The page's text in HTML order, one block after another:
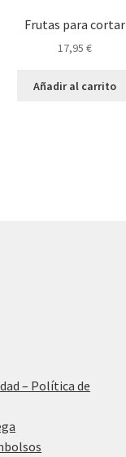
Frutas para cortar
17,95 €
Añadir al carrito
– Política de